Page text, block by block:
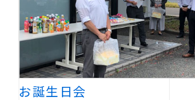
お誕生日会